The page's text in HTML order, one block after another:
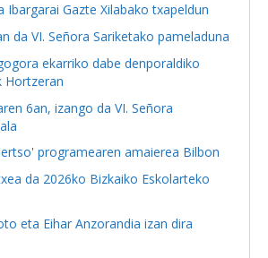
Ibargarai Gazte Xilabako txapeldun
da VI. Señora Sariketako pameladuna
ekarriko dabe denporaldiko
Hortzeran
6an, izango da VI. Señora
programearen amaierea Bilbon
da 2026ko Bizkaiko Eskolarteko
eta Eihar Anzorandia izan dira